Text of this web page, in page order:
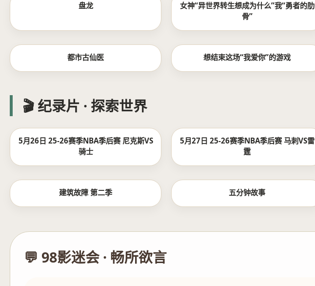
盘龙
女神“异世界转生想成为什么”我“勇者的肋
骨”
更新至178集
都市古仙医
第7集
想结束这场“我爱你”的游戏
🎬 纪录片 · 探索世界
5月26日 25-26赛季NBA季后赛 尼克斯VS
骑士
5月27日 25-26赛季NBA季后赛 马刺VS雷
霆
第6集/共6集
建筑故障 第二季
第8集完结
五分钟故事
💬 98影迷会 · 畅所欲言